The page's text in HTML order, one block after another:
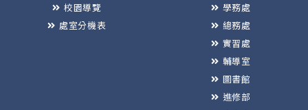
校園導覽
處室分機表
學務處
總務處
實習處
輔導室
圖書館
進修部